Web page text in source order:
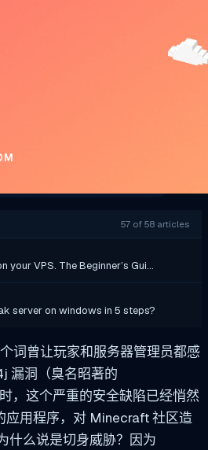
57 of 58 articles
your VPS. The Beginner’s Gui…
server on windows in 5 steps?
词曾让玩家和服务器管理员都感
漏洞（臭名昭著的
，这个严重的安全缺陷已经悄然
应用程序，对 Minecraft 社区造
什么说是切身威胁？因为